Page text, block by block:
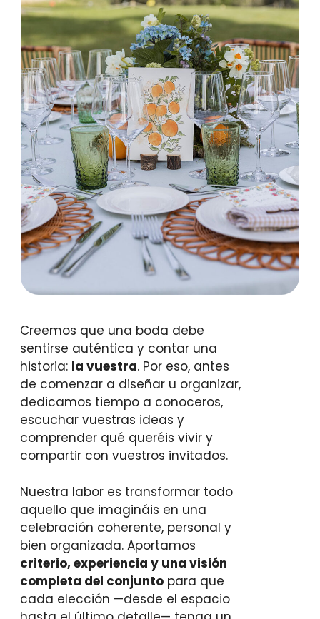
Creemos que una boda debe
sentirse auténtica y contar una
historia: la vuestra. Por eso, antes
de comenzar a diseñar u organizar,
dedicamos tiempo a conoceros,
escuchar vuestras ideas y
comprender qué queréis vivir y
compartir con vuestros invitados.
Nuestra labor es transformar todo
aquello que imagináis en una
celebración coherente, personal y
bien organizada. Aportamos
criterio, experiencia y una visión
completa del conjunto para que
cada elección —desde el espacio